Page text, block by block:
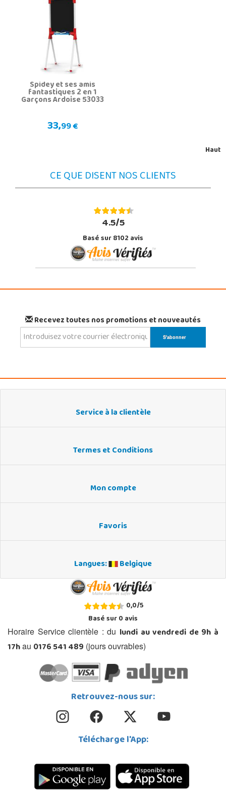
Spidey et ses amis
fantastiques 2 en 1
Garçons Ardoise 53033
33,99 €
Haut
CE QUE DISENT NOS CLIENTS
4.5/5
Basé sur 8102 avis
Recevez toutes nos promotions et nouveautés
Service à la clientèle
Termes et Conditions
Mon compte
Favoris
Langues: Belgique
0,0/5
Basé sur0avis
Horaire Service clientèle : du lundi au vendredi de 9h à
17hau 0176 541 489 (jours ouvrables)
Retrouvez-nous sur:
Télécharge l'App: